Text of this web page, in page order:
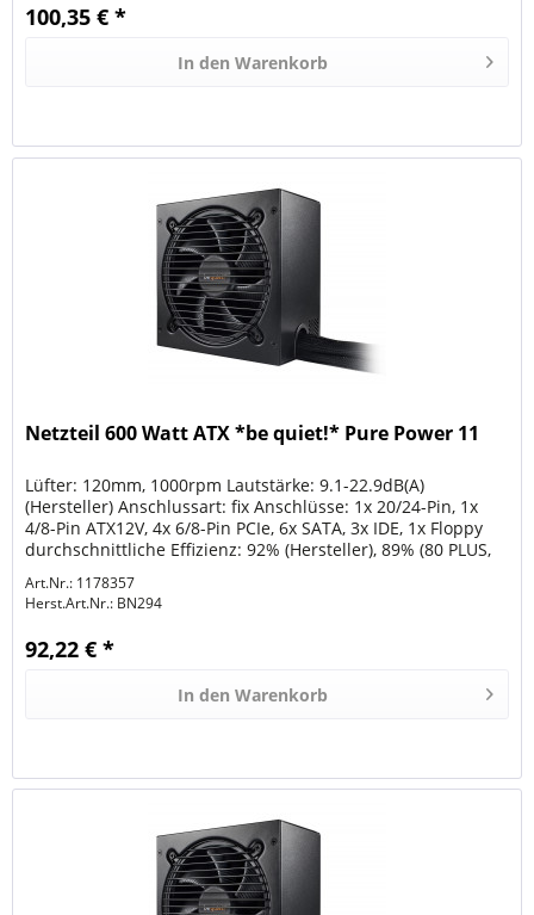
100,35 € *
In den Warenkorb
Netzteil 600 Watt ATX *be quiet!* Pure Power 11
Lüfter: 120mm, 1000rpm Lautstärke: 9.1-22.9dB(A)
(Hersteller) Anschlussart: fix Anschlüsse: 1x 20/24-Pin, 1x
4/8-Pin ATX12V, 4x 6/8-Pin PCIe, 6x SATA, 3x IDE, 1x Floppy
durchschnittliche Effizienz: 92% (Hersteller), 89% (80 PLUS,
Art.Nr.: 1178357
Herst.Art.Nr.: BN294
92,22 € *
In den Warenkorb